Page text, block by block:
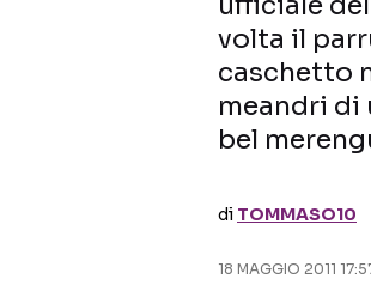
volta il
caschetto
meandri di
bel
di TOMMASO10
18 MAGGIO 2011